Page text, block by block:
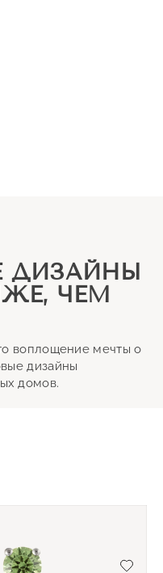
ДИЗАЙНЫ
ЧЕМ
воплощение мечты о
дизайны
домов.